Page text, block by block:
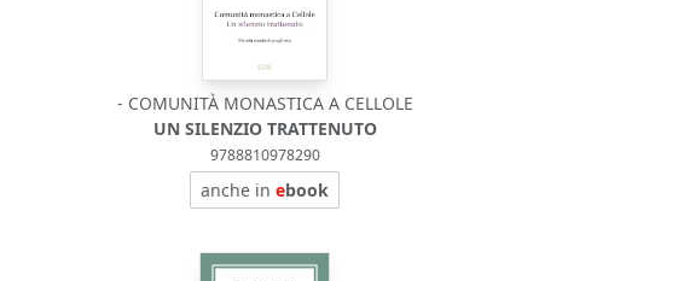
- COMUNITÀ MONASTICA A CELLOLE
UN SILENZIO TRATTENUTO
9788810978290
anche inebook